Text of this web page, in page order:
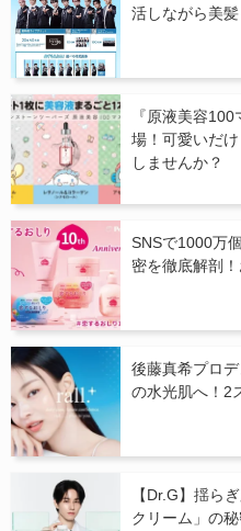
活しながら美
『原液美容
場！可愛いだ
しませんか？
SNSで1000万
密を徹底解剖
後藤真希プロ
の水光肌へ！2
【Dr.G】揺ら
クリーム」の